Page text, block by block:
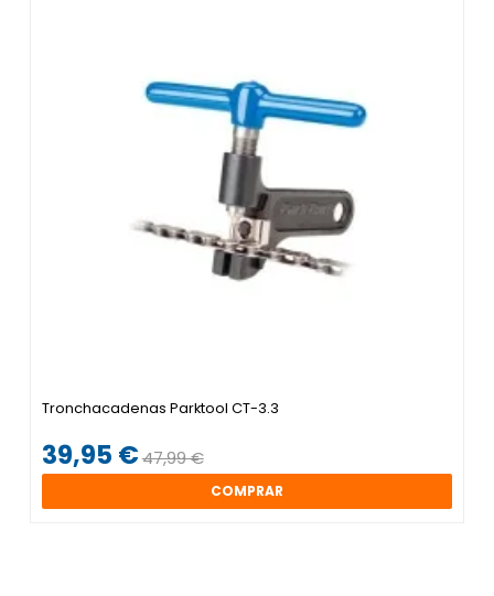
Tronchacadenas Parktool CT-3.3
39,95 €47,99 €
COMPRAR